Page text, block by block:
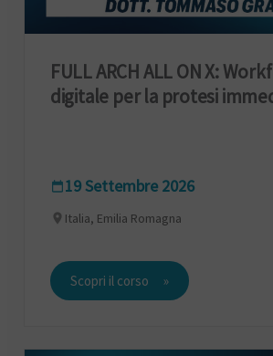
FULL ARCH ALL ON X:
digitale per la protesi
19 Settembre 2026
Italia, Emilia Romagna
Scopri il corso